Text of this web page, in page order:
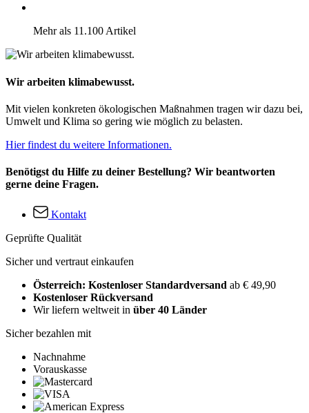
Mehr als 11.100 Artikel
Wir arbeiten klimabewusst.
Mit vielen konkreten ökologischen Maßnahmen tragen wir dazu bei,
Umwelt und Klima so gering wie möglich zu belasten.
Hier findest du weitere Informationen.
Benötigst du Hilfe zu deiner Bestellung? Wir beantworten
gerne deine Fragen.
Kontakt
Geprüfte Qualität
Sicher und vertraut einkaufen
Österreich: Kostenloser Standardversand ab € 49,90
Kostenloser Rückversand
Wir liefern weltweit in über 40 Länder
Sicher bezahlen mit
Nachnahme
Vorauskasse